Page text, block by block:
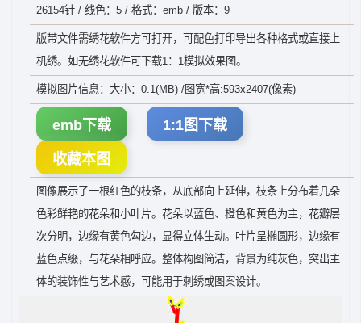
26154针 / 线色：5 / 格式：emb / 版本：9
版带文件需绣花软件方可打开，可配色打印导出各种格式或直接上
机绣。如无绣花软件可下载1：1模拟效果图。
模拟图片信息：大小：0.1(MB) /图宽*高:593x2407(像素)
emb下载 1:1图下载
收藏本图
图像展示了一根红色的枝条，从底部向上延伸，枝条上分布着几朵
色彩鲜艳的花朵和小叶片。花朵以蓝色、橙色和黄色为主，花瓣层
次分明，边缘有黄色勾边，显得立体生动。叶片呈椭圆形，边缘有
蓝色点缀，与花朵相呼应。整体构图简洁，背景为纯灰色，突出主
体的装饰性与艺术感，可能用于刺绣或图案设计。